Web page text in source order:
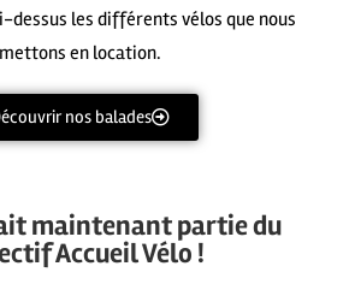
dessus les différents vélos que nous
mettons en location.
nos balades
maintenant partie du
Accueil Vélo !